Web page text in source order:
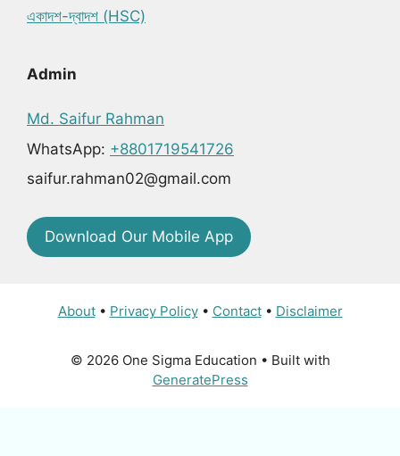
একাদশ-দ্বাদশ (HSC)
Admin
Md. Saifur Rahman
WhatsApp: +8801719541726
saifur.rahman02@gmail.com
Download Our Mobile App
About• Privacy Policy• Contact• Disclaimer
© 2026 One Sigma Education • Built with
GeneratePress